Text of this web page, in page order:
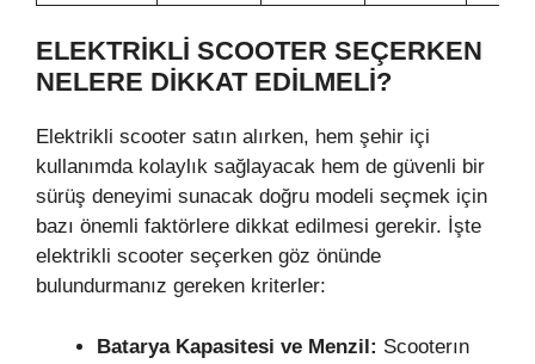
ELEKTRIKLI SCOOTER SEÇERKEN
NELERE DIKKAT EDILMELI?
Elektrikli scooter satın alırken, hem şehir içi
kullanımda kolaylık sağlayacak hem de güvenli bir
sürüş deneyimi sunacak doğru modeli seçmek için
bazı önemli faktörlere dikkat edilmesi gerekir. İşte
elektrikli scooter seçerken göz önünde
bulundurmanız gereken kriterler:
Batarya Kapasitesi ve Menzil: Scooterın